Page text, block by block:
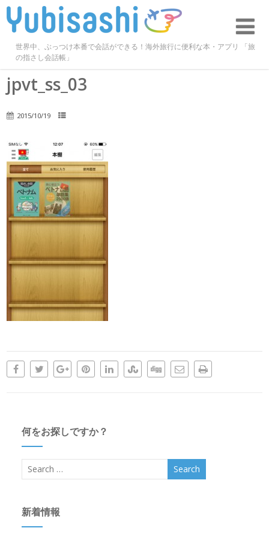
世界中、ぶっつけ本番で会話ができる！海外旅行に便利な本・アプリ 「旅
の指さし会話帳」
jpvt_ss_03
2015/10/19
何をお探しですか？
新着情報